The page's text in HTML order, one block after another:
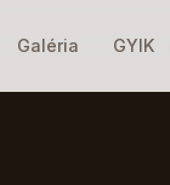
Galéria GYIK